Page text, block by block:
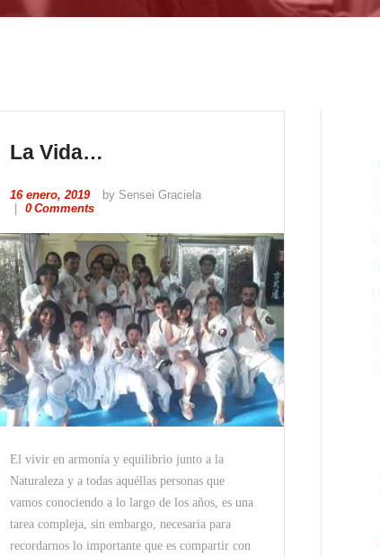
La Vida…
16 enero, 2019
by Sensei Graciela
0 Comments
El vivir en armonía y equilibrio junto a la
Naturaleza y a todas aquéllas personas que
vamos conociendo a lo largo de los años, es una
tarea compleja, sin embargo, necesaria para
recordarnos lo importante que es compartir con